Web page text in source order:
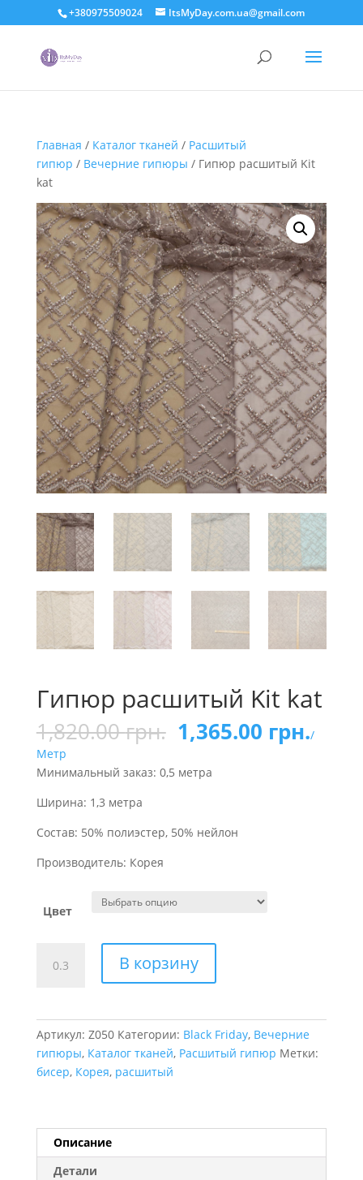
+380975509024 ItsMyDay.com.ua@gmail.com
Главная / Каталог тканей / Расшитый
гипюр / Вечерние гипюры / Гипюр расшитый Kit
kat
Гипюр расшитый Kit kat
1,820.00грн. 1,365.00 грн./
Метр
Минимальный заказ: 0,5 метра
Ширина: 1,3 метра
Состав: 50% полиэстер, 50% нейлон
Производитель: Корея
Цвет
товара
kat
В корзину
Артикул: Z050 Категории: Black Friday, Вечерние
гипюры, Каталог тканей, Расшитый гипюр Метки:
бисер, Корея, расшитый
Описание
Детали